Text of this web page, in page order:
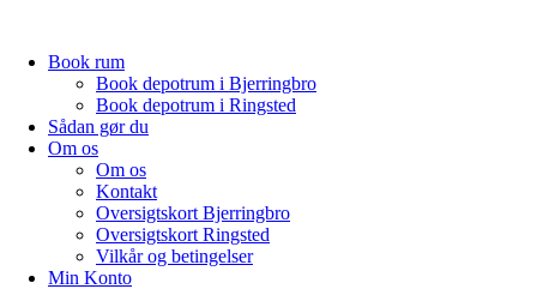
Book rum
Book depotrum i Bjerringbro
Book depotrum i Ringsted
Sådan gør du
Om os
Om os
Kontakt
Oversigtskort Bjerringbro
Oversigtskort Ringsted
Vilkår og betingelser
Min Konto